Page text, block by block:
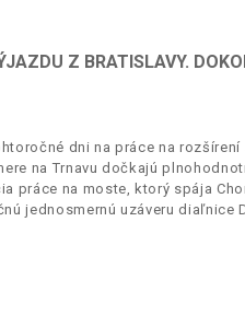
Z BRATISLAVY.
dni na práce na rozšírení
na Trnavu dočkajú
práce na moste, ktorý spája
jednosmernú uzáveru diaľnice